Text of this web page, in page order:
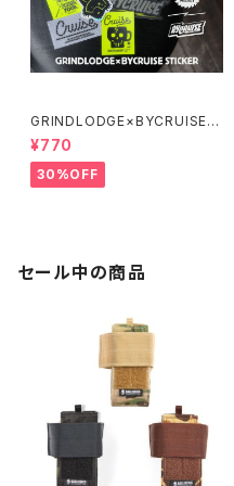
GRINDLODGE×BYCRUISE S
TICKER
¥770
30%OFF
セール中の商品